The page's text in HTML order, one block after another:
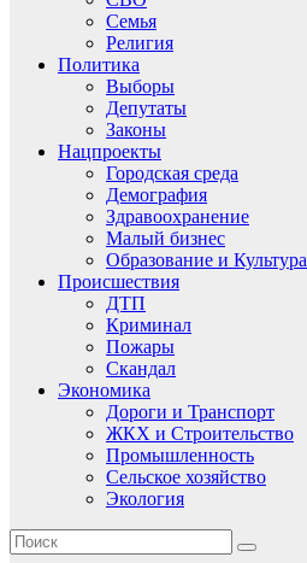
Семья
Религия
Политика
Выборы
Депутаты
Законы
Нацпроекты
Городская среда
Демография
Здравоохранение
Малый бизнес
Образование и Культура
Происшествия
ДТП
Криминал
Пожары
Скандал
Экономика
Дороги и Транспорт
ЖКХ и Строительство
Промышленность
Сельское хозяйство
Экология